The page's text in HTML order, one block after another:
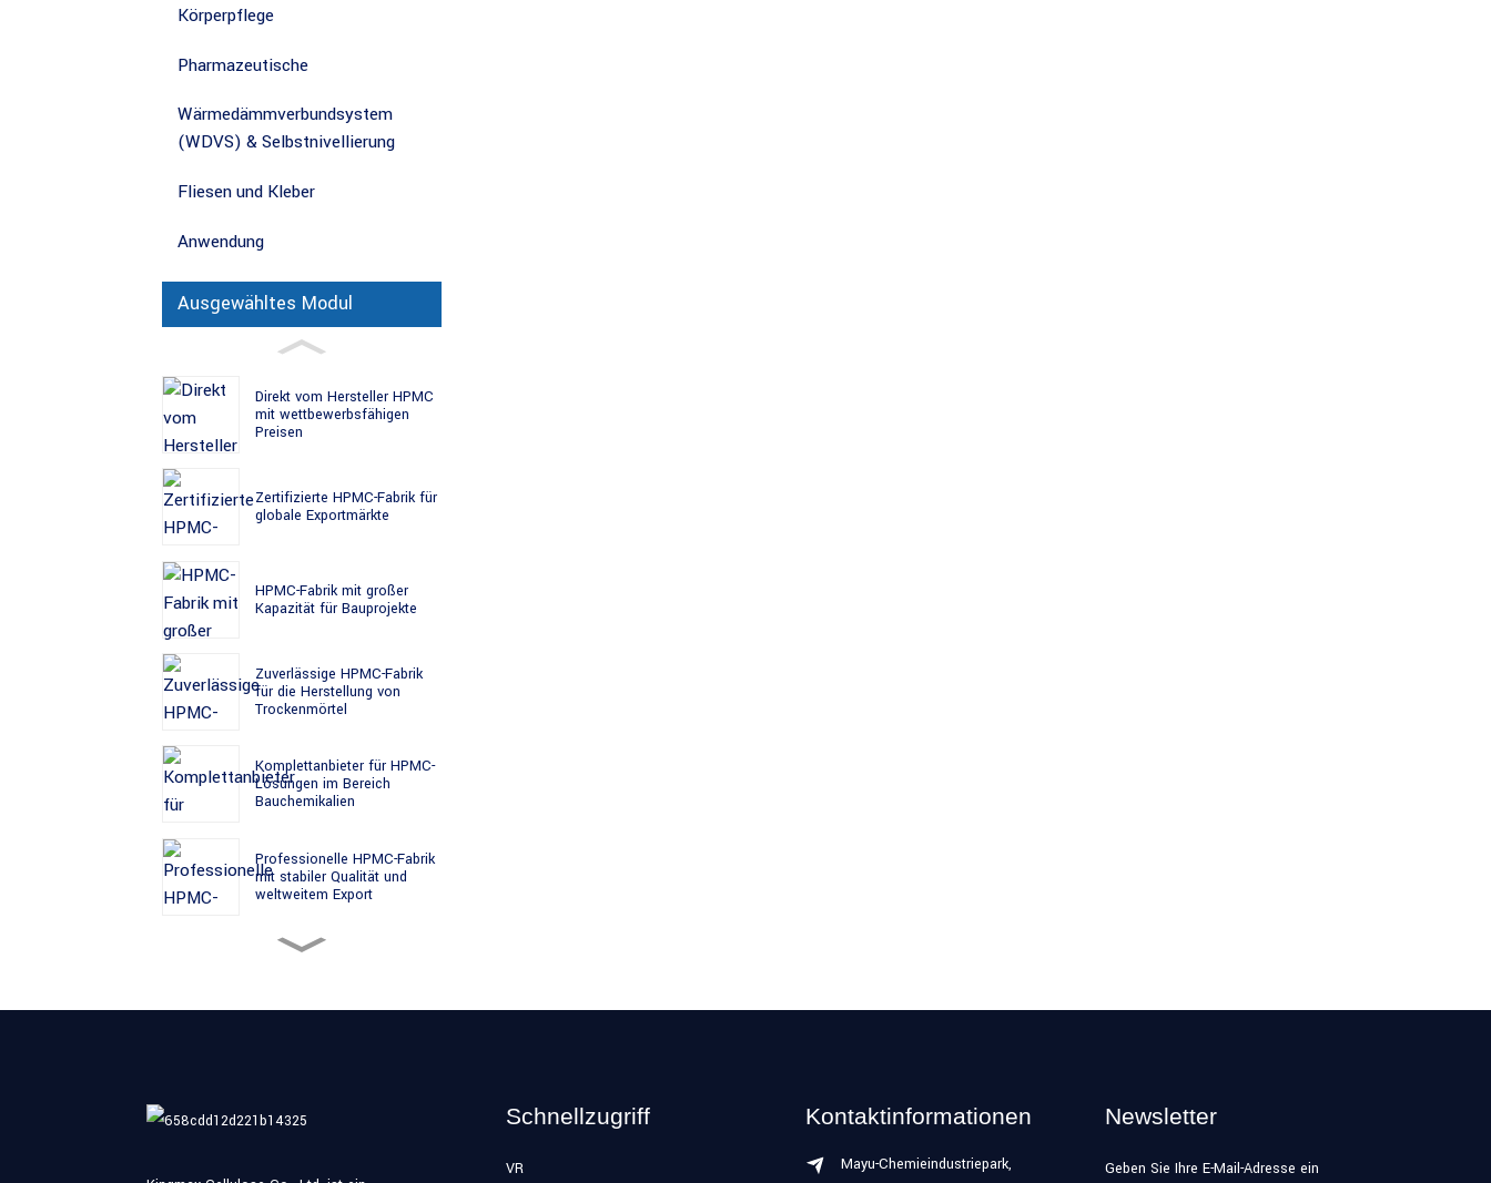
Körperpflege
Pharmazeutische
Wärmedämmverbundsystem
(WDVS) & Selbstnivellierung
Fliesen und Kleber
Anwendung
Ausgewähltes Modul
Direkt vom Hersteller HPMC
mit wettbewerbsfähigen
Preisen
Zertifizierte HPMC-Fabrik für
globale Exportmärkte
HPMC-Fabrik mit großer
Kapazität für Bauprojekte
Zuverlässige HPMC-Fabrik
für die Herstellung von
Trockenmörtel
Komplettanbieter für HPMC-
Lösungen im Bereich
Bauchemikalien
Professionelle HPMC-Fabrik
mit stabiler Qualität und
weltweitem Export
Schnellzugriff
VR
Kontaktinformationen
Mayu-Chemieindustriepark,
Newsletter
Geben Sie Ihre E-Mail-Adresse ein